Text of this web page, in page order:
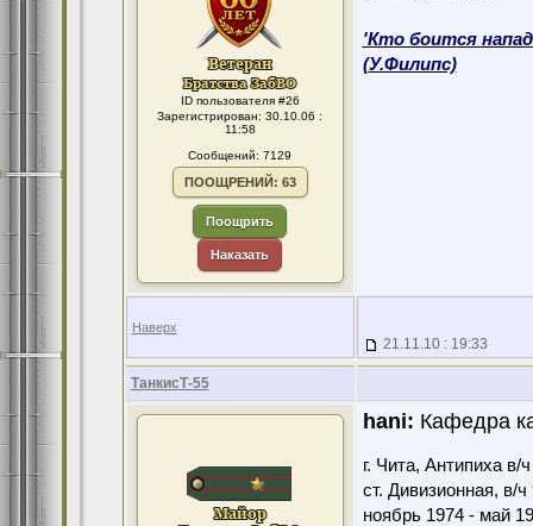
ID пользователя #26
Зарегистрирован: 30.10.06 :
11:58
Сообщений: 7129
ПООЩРЕНИЙ: 63
Поощрить
Наказать
'Кто боится
(У.Филипс)
Наверх
21.11.10 : 19:33
ТанкисТ-55
hani: Кафедра
г. Чита, Антипиха в/
ст. Дивизионная, в/ч
ноябрь 1974 - май